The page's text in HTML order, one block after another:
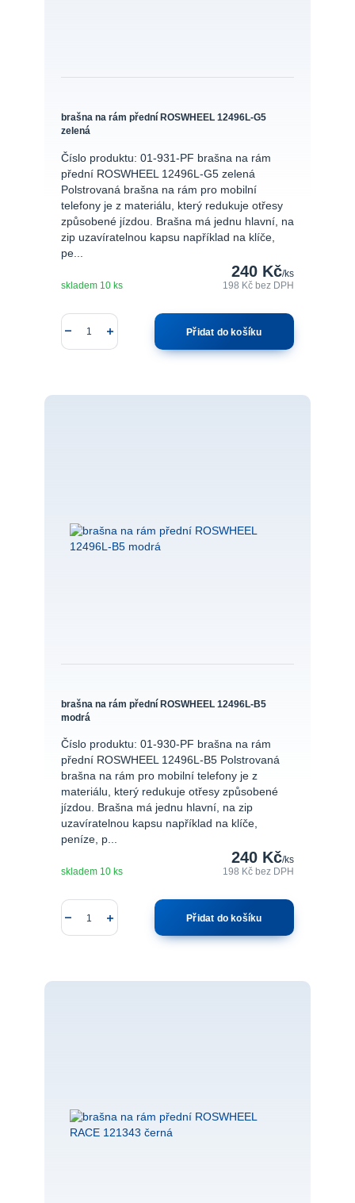
brašna na rám přední ROSWHEEL 12496L-G5
zelená
Číslo produktu: 01-931-PF brašna na rám
přední ROSWHEEL 12496L-G5 zelená
Polstrovaná brašna na rám pro mobilní
telefony je z materiálu, který redukuje otřesy
způsobené jízdou. Brašna má jednu hlavní, na
zip uzavíratelnou kapsu například na klíče,
pe...
240 Kč/ks
198 Kčbez DPH
skladem 10 ks
Přidat do košíku
brašna na rám přední ROSWHEEL 12496L-B5
modrá
Číslo produktu: 01-930-PF brašna na rám
přední ROSWHEEL 12496L-B5 Polstrovaná
brašna na rám pro mobilní telefony je z
materiálu, který redukuje otřesy způsobené
jízdou. Brašna má jednu hlavní, na zip
uzavíratelnou kapsu například na klíče,
peníze, p...
240 Kč/ks
198 Kč bez DPH
skladem 10 ks
Přidat do košíku